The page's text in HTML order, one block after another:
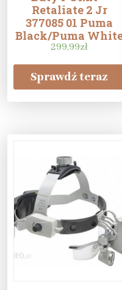
Retaliate 2 Jr
377085 01 Puma
Black/Puma
299,99zł
Sprawdź teraz